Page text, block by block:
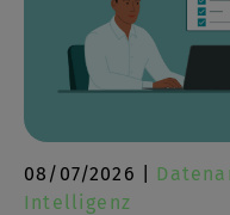
08/07/2026 |
Intelligenz